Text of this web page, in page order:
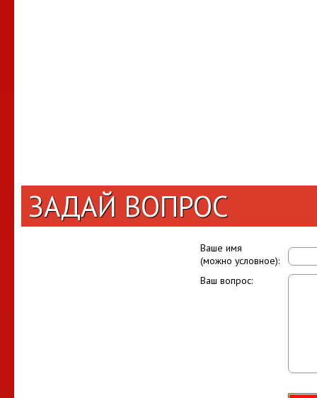
ЗАДАЙ ВОПРОС
Ваше имя
(можно условное):
Ваш вопрос: